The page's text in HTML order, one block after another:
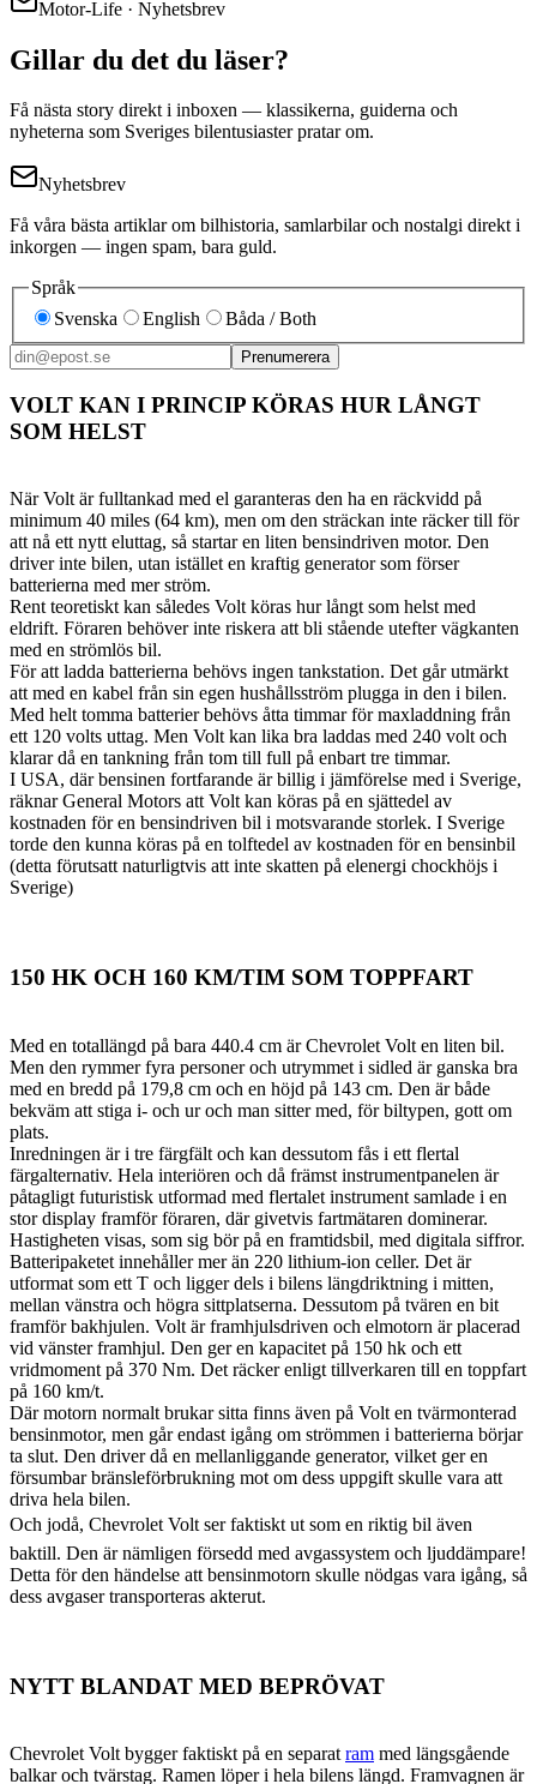
Motor-Life · Nyhetsbrev
Gillar du det du läser?
Få nästa story direkt i inboxen — klassikerna, guiderna och
nyheterna som Sveriges bilentusiaster pratar om.
Nyhetsbrev
Få våra bästa artiklar om bilhistoria, samlarbilar och nostalgi direkt i
inkorgen — ingen spam, bara guld.
Språk
Svenska
English Båda / Both
Prenumerera
VOLT KAN I PRINCIP KÖRAS HUR LÅNGT
SOM HELST
När Volt är fulltankad med el garanteras den ha en räckvidd på
minimum 40 miles (64 km), men om den sträckan inte räcker till för
att nå ett nytt eluttag, så startar en liten bensindriven motor. Den
driver inte bilen, utan istället en kraftig generator som förser
batterierna med mer ström.
Rent teoretiskt kan således Volt köras hur långt som helst med
eldrift. Föraren behöver inte riskera att bli stående utefter vägkanten
med en strömlös bil.
För att ladda batterierna behövs ingen tankstation. Det går utmärkt
att med en kabel från sin egen hushållsström plugga in den i bilen.
Med helt tomma batterier behövs åtta timmar för maxladdning från
ett 120 volts uttag. Men Volt kan lika bra laddas med 240 volt och
klarar då en tankning från tom till full på enbart tre timmar.
I USA, där bensinen fortfarande är billig i jämförelse med i Sverige,
räknar General Motors att Volt kan köras på en sjättedel av
kostnaden för en bensindriven bil i motsvarande storlek. I Sverige
torde den kunna köras på en tolftedel av kostnaden för en bensinbil
(detta förutsatt naturligtvis att inte skatten på elenergi chockhöjs i
Sverige)
150 HK OCH 160 KM/TIM SOM TOPPFART
Med en totallängd på bara 440.4 cm är Chevrolet Volt en liten bil.
Men den rymmer fyra personer och utrymmet i sidled är ganska bra
med en bredd på 179,8 cm och en höjd på 143 cm. Den är både
bekväm att stiga i- och ur och man sitter med, för biltypen, gott om
plats.
Inredningen är i tre färgfält och kan dessutom fås i ett flertal
färgalternativ. Hela interiören och då främst instrumentpanelen är
påtagligt futuristisk utformad med flertalet instrument samlade i en
stor display framför föraren, där givetvis fartmätaren dominerar.
Hastigheten visas, som sig bör på en framtidsbil, med digitala siffror.
Batteripaketet innehåller mer än 220 lithium-ion celler. Det är
utformat som ett T och ligger dels i bilens längdriktning i mitten,
mellan vänstra och högra sittplatserna. Dessutom på tvären en bit
framför bakhjulen. Volt är framhjulsdriven och elmotorn är placerad
vid vänster framhjul. Den ger en kapacitet på 150 hk och ett
vridmoment på 370 Nm. Det räcker enligt tillverkaren till en toppfart
på 160 km/t.
Där motorn normalt brukar sitta finns även på Volt en tvärmonterad
bensinmotor, men går endast igång om strömmen i batterierna börjar
ta slut. Den driver då en mellanliggande generator, vilket ger en
försumbar bränsleförbrukning mot om dess uppgift skulle vara att
driva hela bilen.
Och jodå, Chevrolet Volt ser faktiskt ut som en riktig bil även
baktill. Den är nämligen försedd med avgassystem och ljuddämpare!
Detta för den händelse att bensinmotorn skulle nödgas vara igång, så
dess avgaser transporteras akterut.
NYTT BLANDAT MED BEPRÖVAT
Chevrolet Volt bygger faktiskt på en separat ram med längsgående
balkar och tvärstag. Ramen löper i hela bilens längd. Framvagnen är